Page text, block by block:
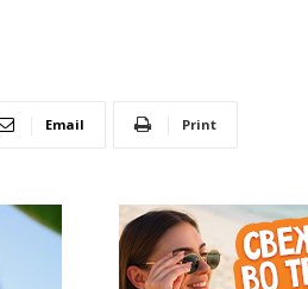
Email Print